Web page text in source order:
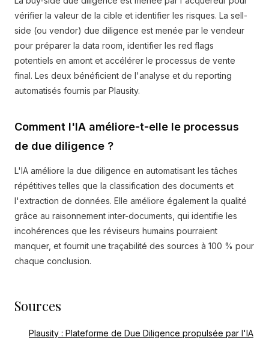
vérifier la valeur de la cible et identifier les risques. La sell-
side (ou vendor) due diligence est menée par le vendeur
pour préparer la data room, identifier les red flags
potentiels en amont et accélérer le processus de vente
final. Les deux bénéficient de l'analyse et du reporting
automatisés fournis par Plausity.
Comment l'IA améliore-t-elle le processus
de due diligence ?
L'IA améliore la due diligence en automatisant les tâches
répétitives telles que la classification des documents et
l'extraction de données. Elle améliore également la qualité
grâce au raisonnement inter-documents, qui identifie les
incohérences que les réviseurs humains pourraient
manquer, et fournit une traçabilité des sources à 100 % pour
chaque conclusion.
Sources
Plausity : Plateforme de Due Diligence propulsée par l'IA